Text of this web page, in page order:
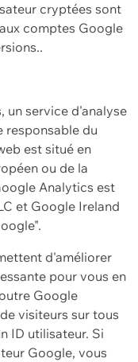
cryptées sont
comptes Google
un service d'analyse
responsable du
est situé en
ou de la
Analytics est
et Google Ireland
d'améliorer
pour vous en
Google
visiteurs sur tous
ID utilisateur. Si
Google, vous